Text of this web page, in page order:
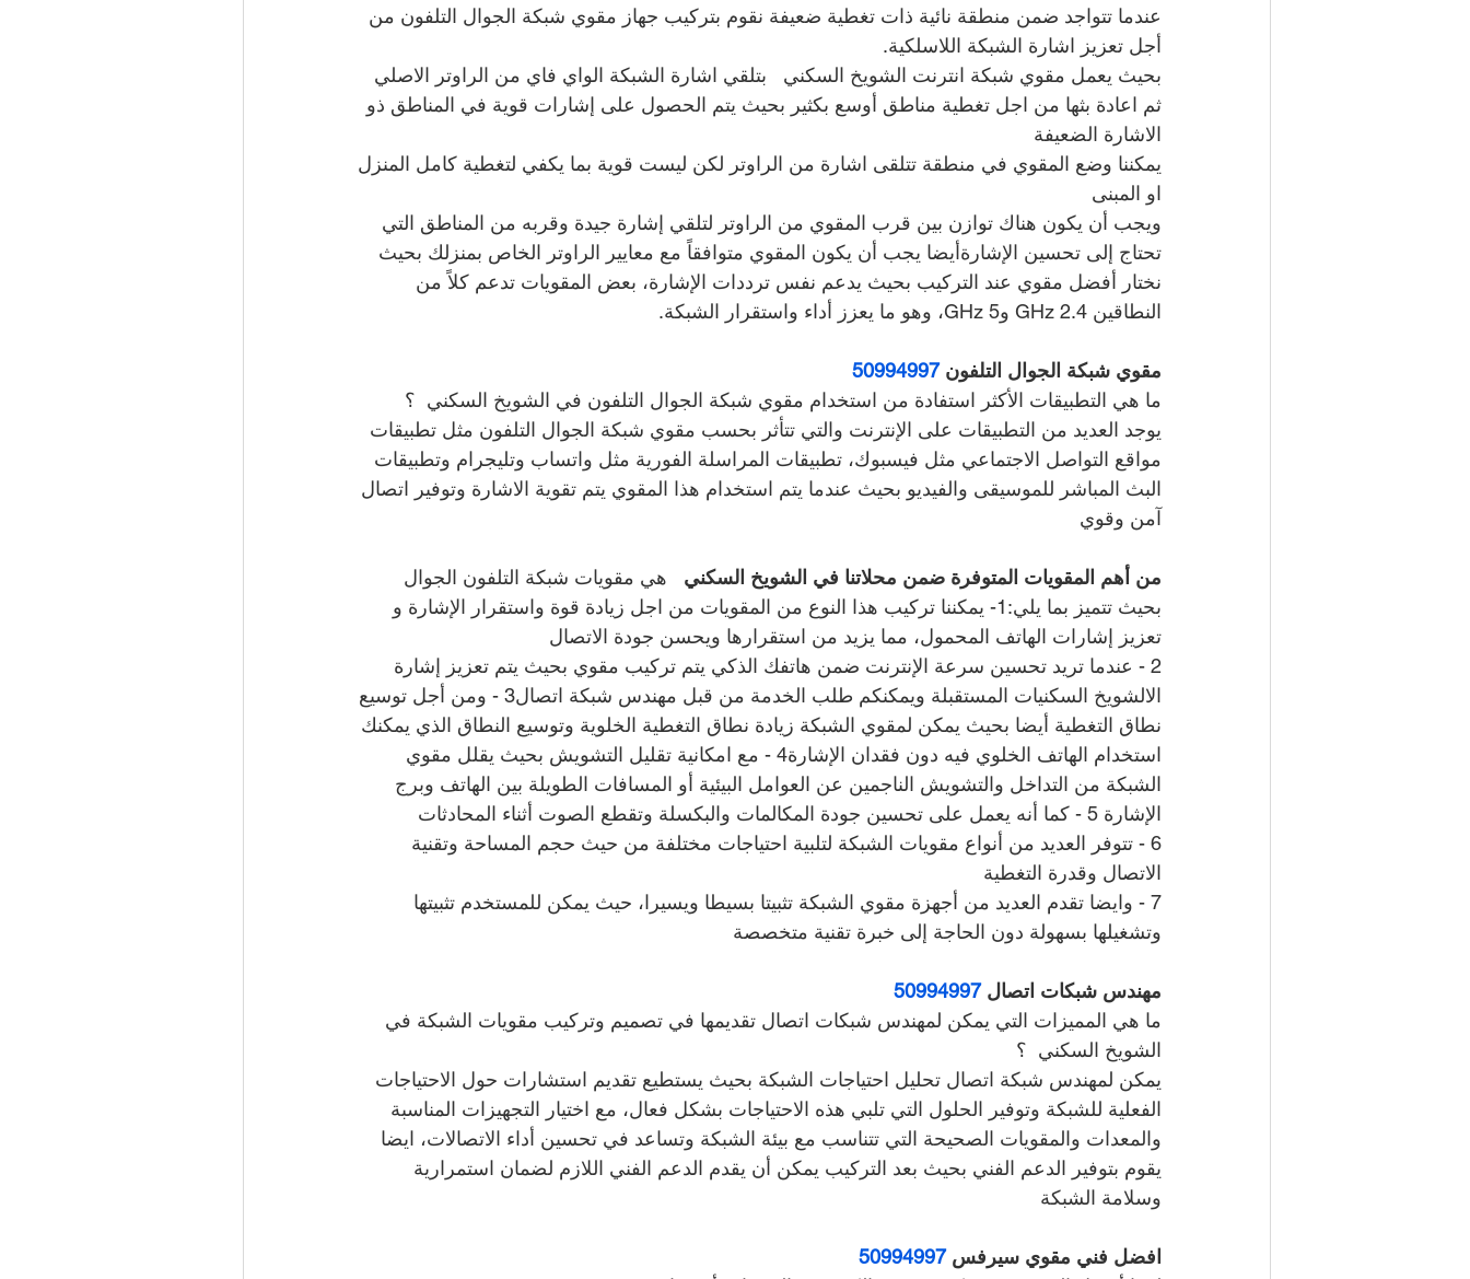
عندما تتواجد ضمن منطقة نائية ذات تغطية ضعيفة نقوم بتركيب جهاز مقوي شبكة الجوال التلفون من
أجل تعزيز اشارة الشبكة اللاسلكية.
بحيث يعمل مقوي شبكة انترنت الشويخ السكني   بتلقي اشارة الشبكة الواي فاي من الراوتر الاصلي
ثم اعادة بثها من اجل تغطية مناطق أوسع بكثير بحيث يتم الحصول على إشارات قوية في المناطق ذو
الاشارة الضعيفة
يمكننا وضع المقوي في منطقة تتلقى اشارة من الراوتر لكن ليست قوية بما يكفي لتغطية كامل المنزل
او المبنى
ويجب أن يكون هناك توازن بين قرب المقوي من الراوتر لتلقي إشارة جيدة وقربه من المناطق التي
تحتاج إلى تحسين الإشارةأيضا يجب أن يكون المقوي متوافقاً مع معايير الراوتر الخاص بمنزلك بحيث
نختار أفضل مقوي عند التركيب بحيث يدعم نفس ترددات الإشارة، بعض المقويات تدعم كلاً من
النطاقين 2.4 GHz و5 GHz، وهو ما يعزز أداء واستقرار الشبكة.
مقوي شبكة الجوال التلفون 50994997
ما هي التطبيقات الأكثر استفادة من استخدام مقوي شبكة الجوال التلفون في الشويخ السكني  ؟
يوجد العديد من التطبيقات على الإنترنت والتي تتأثر بحسب مقوي شبكة الجوال التلفون مثل تطبيقات
مواقع التواصل الاجتماعي مثل فيسبوك، تطبيقات المراسلة الفورية مثل واتساب وتليجرام وتطبيقات
البث المباشر للموسيقى والفيديو بحيث عندما يتم استخدام هذا المقوي يتم تقوية الاشارة وتوفير اتصال
آمن وقوي
من أهم المقويات المتوفرة ضمن محلاتنا في الشويخ السكني هي مقويات شبكة التلفون الجوال
بحيث تتميز بما يلي:1- يمكننا تركيب هذا النوع من المقويات من اجل زيادة قوة واستقرار الإشارة و
تعزيز إشارات الهاتف المحمول، مما يزيد من استقرارها ويحسن جودة الاتصال
2 - عندما تريد تحسين سرعة الإنترنت ضمن هاتفك الذكي يتم تركيب مقوي بحيث يتم تعزيز إشارة
الالشويخ السكنيات المستقبلة ويمكنكم طلب الخدمة من قبل مهندس شبكة اتصال3 - ومن أجل توسيع
نطاق التغطية أيضا بحيث يمكن لمقوي الشبكة زيادة نطاق التغطية الخلوية وتوسيع النطاق الذي يمكنك
استخدام الهاتف الخلوي فيه دون فقدان الإشارة4 - مع امكانية تقليل التشويش بحيث يقلل مقوي
الشبكة من التداخل والتشويش الناجمين عن العوامل البيئية أو المسافات الطويلة بين الهاتف وبرج
الإشارة 5 - كما أنه يعمل على تحسين جودة المكالمات والبكسلة وتقطع الصوت أثناء المحادثات
6 - تتوفر العديد من أنواع مقويات الشبكة لتلبية احتياجات مختلفة من حيث حجم المساحة وتقنية
الاتصال وقدرة التغطية
7 - وايضا تقدم العديد من أجهزة مقوي الشبكة تثبيتا بسيطا ويسيرا، حيث يمكن للمستخدم تثبيتها
وتشغيلها بسهولة دون الحاجة إلى خبرة تقنية متخصصة
مهندس شبكات اتصال 50994997
ما هي المميزات التي يمكن لمهندس شبكات اتصال تقديمها في تصميم وتركيب مقويات الشبكة في
الشويخ السكني  ؟
يمكن لمهندس شبكة اتصال تحليل احتياجات الشبكة بحيث يستطيع تقديم استشارات حول الاحتياجات
الفعلية للشبكة وتوفير الحلول التي تلبي هذه الاحتياجات بشكل فعال، مع اختيار التجهيزات المناسبة
والمعدات والمقويات الصحيحة التي تتناسب مع بيئة الشبكة وتساعد في تحسين أداء الاتصالات، ايضا
يقوم بتوفير الدعم الفني بحيث بعد التركيب يمكن أن يقدم الدعم الفني اللازم لضمان استمرارية
وسلامة الشبكة
افضل فني مقوي سيرفس 50994997